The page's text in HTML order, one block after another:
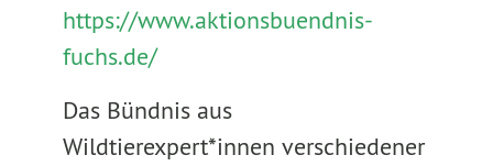
https://www.aktionsbuendnis-
fuchs.de/
Das Bündnis aus
Wildtierexpert*innen verschiedener